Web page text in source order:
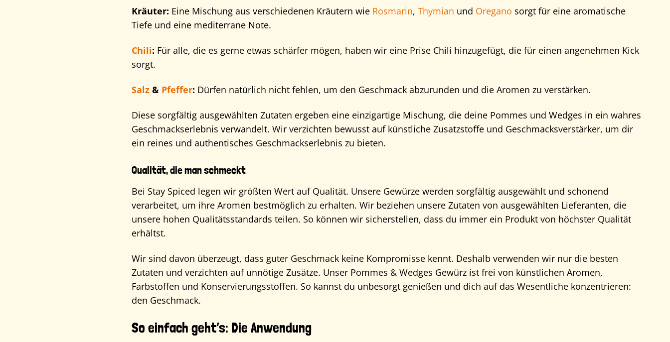
Kräuter: Eine Mischung aus verschiedenen Kräutern wie Rosmarin, Thymian und Oregano sorgt für eine aromatische
Tiefe und eine mediterrane Note.
Chili: Für alle, die es gerne etwas schärfer mögen, haben wir eine Prise Chili hinzugefügt, die für einen angenehmen Kick
sorgt.
Salz& Pfeffer: Dürfen natürlich nicht fehlen, um den Geschmack abzurunden und die Aromen zu verstärken.
Diese sorgfältig ausgewählten Zutaten ergeben eine einzigartige Mischung, die deine Pommes und Wedges in ein wahres
Geschmackserlebnis verwandelt. Wir verzichten bewusst auf künstliche Zusatzstoffe und Geschmacksverstärker, um dir
ein reines und authentisches Geschmackserlebnis zu bieten.
Qualität, die man schmeckt
Bei Stay Spiced legen wir größten Wert auf Qualität. Unsere Gewürze werden sorgfältig ausgewählt und schonend
verarbeitet, um ihre Aromen bestmöglich zu erhalten. Wir beziehen unsere Zutaten von ausgewählten Lieferanten, die
unsere hohen Qualitätsstandards teilen. So können wir sicherstellen, dass du immer ein Produkt von höchster Qualität
erhältst.
Wir sind davon überzeugt, dass guter Geschmack keine Kompromisse kennt. Deshalb verwenden wir nur die besten
Zutaten und verzichten auf unnötige Zusätze. Unser Pommes & Wedges Gewürz ist frei von künstlichen Aromen,
Farbstoffen und Konservierungsstoffen. So kannst du unbesorgt genießen und dich auf das Wesentliche konzentrieren:
den Geschmack.
So einfach geht’s: Die Anwendung